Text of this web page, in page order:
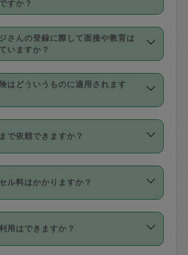
求と合わせてお支払いとなりま
表示されます。
上のキャンセルが有償（1200
８時～２１時
を２時間前後変更することが可
依頼送信後、個別にタスカジさ
セージを送り調整してくださ
し、２時間を越えての調整はで
らない場合、損害保険の対象外
の範囲が異なりますので、依頼
にタスカジさんのプロフィールで
ください。
、高所での作業や危険作業、屋
業は対象外です。
すか？
て長年の家事経験をお持ちの
士・調理師といった資格者で保
校の給食やレストランで料理関
職に従事されていた方、日本で
ウスキーパーや英語の先生とし
をしているフィリピン出身の
様々なバックグラウンドの方が
います。
も話せる方など様々です。
載していますので、各自の得意
さんの登録に際して面接や教育は
いますか？
に、各自事務局との面接と説明
います。その後、身分証明書の
をしていただいています。外国
います。タスカジさんトレーニ
を使ったセルフトレーニングの
イアルを受け、合格したタスカ
活動されています。
センターの講評は１件目のレビュ
はどういうものに適用されます
タスカジさんとの間でタスカジ
成立した作業時間内での作業に
ます。作業範囲は、掃除、洗
業中に物を壊したり、人にけが
りした場合が対象で、補償金額
で依頼できますか？
、現在を起点に3日後（72時間
日時から受付可能となっていま
さんへ「募集」をかけることが
。
ル料はかかりますか？
ル料には、以下の2種類がありま
用はできますか？